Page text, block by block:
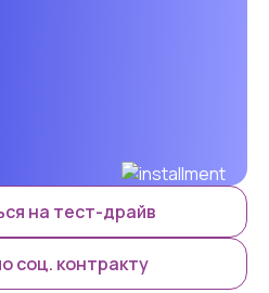
на тест-драйв
соц. контракту